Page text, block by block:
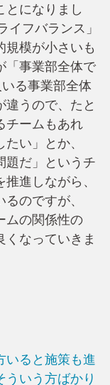
とになりまし
イフバランス」
規模が小さいも
「事業部全体で
る事業部全体
違うので、たと
チームもあれ
い」とか、
題だ」というチ
進しながら、
のですが、
ムの関係性の
くなっていきま
いると施策も進
ういう方ばかり